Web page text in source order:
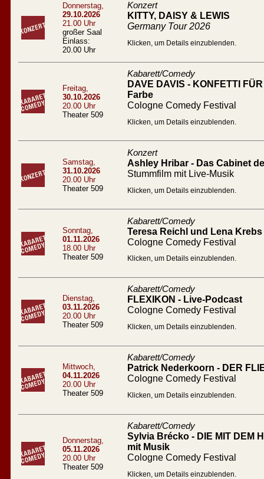
Donnerstag,
29.10.2026
21.00 Uhr
großer Saal
Einlass:
20.00 Uhr
Konzert
KITTY, DAISY & LEWIS
Germany Tour 2026
Klicken, um Details einzublenden.
Freitag,
30.10.2026
20.00 Uhr
Theater 509
Kabarett/Comedy
DAVE DAVIS - KONFETTI
Farbe
Cologne Comedy Festival
Klicken, um Details einzublenden.
Samstag,
31.10.2026
20.00 Uhr
Theater 509
Konzert
Ashley Hribar - Das Cabinet
Stummfilm mit Live-Musik
Klicken, um Details einzublenden.
Sonntag,
01.11.2026
18.00 Uhr
Theater 509
Kabarett/Comedy
Teresa Reichl und Lena
Cologne Comedy Festival
Klicken, um Details einzublenden.
Dienstag,
03.11.2026
20.00 Uhr
Theater 509
Kabarett/Comedy
FLEXIKON - Live-Podcast
Cologne Comedy Festival
Klicken, um Details einzublenden.
Mittwoch,
04.11.2026
20.00 Uhr
Theater 509
Kabarett/Comedy
Patrick Nederkoorn - DER
Cologne Comedy Festival
Klicken, um Details einzublenden.
Donnerstag,
05.11.2026
20.00 Uhr
Theater 509
Kabarett/Comedy
Sylvia Brécko - DIE MIT DEM
mit Musik
Cologne Comedy Festival
Klicken, um Details einzublenden.